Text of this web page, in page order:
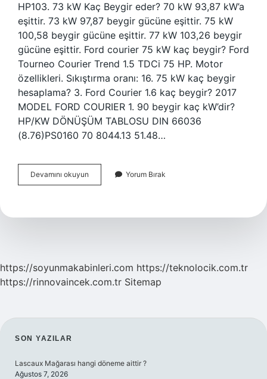
HP103. 73 kW Kaç Beygir eder? 70 kW 93,87 kW’a
eşittir. 73 kW 97,87 beygir gücüne eşittir. 75 kW
100,58 beygir gücüne eşittir. 77 kW 103,26 beygir
gücüne eşittir. Ford courier 75 kW kaç beygir? Ford
Tourneo Courier Trend 1.5 TDCi 75 HP. Motor
özellikleri. Sıkıştırma oranı: 16. 75 kW kaç beygir
hesaplama? 3. Ford Courier 1.6 kaç beygir? 2017
MODEL FORD COURIER 1. 90 beygir kaç kW’dir?
HP/KW DÖNÜŞÜM TABLOSU DIN 66036
(8.76)PS0160 70 8044.13 51.48…
Devamını okuyun
Courier
Kaç
Yorum Bırak
https://soyunmakabinleri.com https://teknolocik.com.tr
https://rinnovaincek.com.tr Sitemap
SIDEBAR
SON YAZILAR
Lascaux Mağarası hangi döneme aittir ?
Ağustos 7, 2026